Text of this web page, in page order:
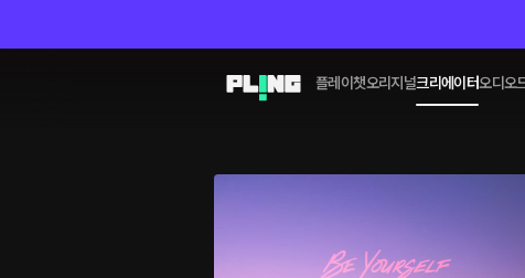
플레이챗오리지널크리에이터오디오